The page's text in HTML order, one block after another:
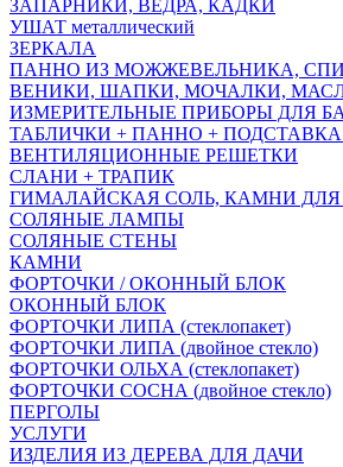
ЗАПАРНИКИ, ВЕДРА, КАДКИ
УШАТ металлический
ЗЕРКАЛА
ПАННО ИЗ МОЖЖЕВЕЛЬНИКА,
ВЕНИКИ, ШАПКИ, МОЧАЛКИ,
ИЗМЕРИТЕЛЬНЫЕ ПРИБОРЫ ДЛЯ
ТАБЛИЧКИ + ПАННО +
ВЕНТИЛЯЦИОННЫЕ РЕШЕТКИ
СЛАНИ + ТРАПИК
ГИМАЛАЙСКАЯ СОЛЬ, КАМНИ ДЛЯ
СОЛЯНЫЕ ЛАМПЫ
СОЛЯНЫЕ СТЕНЫ
КАМНИ
ФОРТОЧКИ / ОКОННЫЙ БЛОК
ОКОННЫЙ БЛОК
ФОРТОЧКИ ЛИПА (стеклопакет)
ФОРТОЧКИ ЛИПА (двойное стекло)
ФОРТОЧКИ ОЛЬХА (стеклопакет)
ФОРТОЧКИ СОСНА (двойное стекло)
ПЕРГОЛЫ
УСЛУГИ
ИЗДЕЛИЯ ИЗ ДЕРЕВА ДЛЯ ДАЧИ